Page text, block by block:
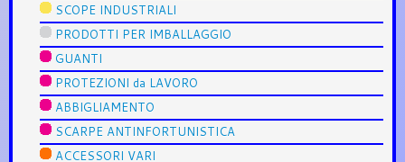
SCOPE INDUSTRIALI
PRODOTTI PER IMBALLAGGIO
GUANTI
PROTEZIONI da LAVORO
ABBIGLIAMENTO
SCARPE ANTINFORTUNISTICA
ACCESSORI VARI